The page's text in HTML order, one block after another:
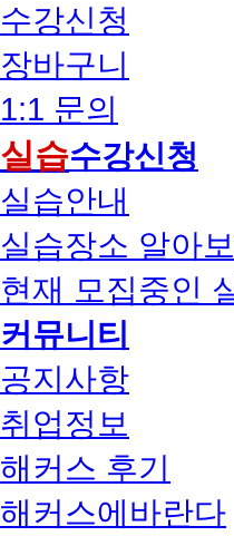
수강신청
장바구니
1:1 문의
실습수강신청
실습안내
실습장소 알아
현재 모집중인
커뮤니티
공지사항
취업정보
해커스 후기
해커스에바란다